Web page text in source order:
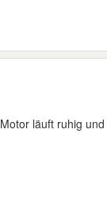
läuft ruhig